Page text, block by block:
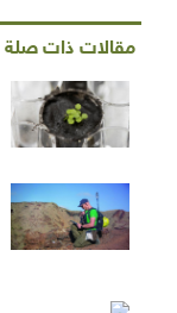
مقالات ذات صلة